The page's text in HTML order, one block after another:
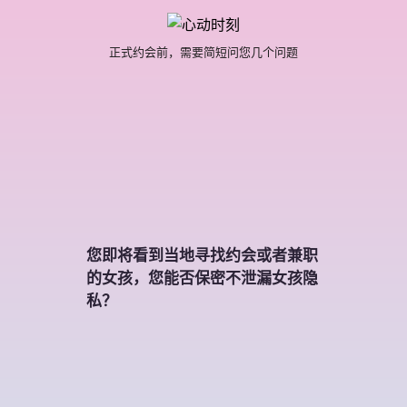
正式约会前，需要简短问您几个问题
您即将看到当地寻找约会或者兼职
的女孩，您能否保密不泄漏女孩隐
私？